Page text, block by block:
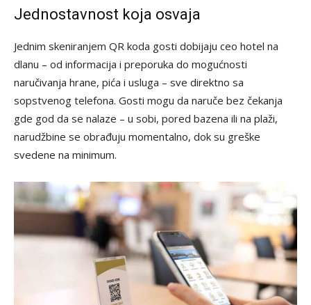
Jednostavnost koja osvaja
Jednim skeniranjem QR koda gosti dobijaju ceo hotel na
dlanu – od informacija i preporuka do mogućnosti
naručivanja hrane, pića i usluga – sve direktno sa
sopstvenog telefona. Gosti mogu da naruče bez čekanja
gde god da se nalaze – u sobi, pored bazena ili na plaži,
narudžbine se obrađuju momentalno, dok su greške
svedene na minimum.